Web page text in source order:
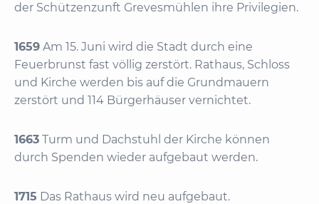
der Schützenzunft Grevesmühlen ihre Privilegien.
1659 Am 15. Juni wird die Stadt durch eine
Feuerbrunst fast völlig zerstört. Rathaus, Schloss
und Kirche werden bis auf die Grundmauern
zerstört und 114 Bürgerhäuser vernichtet.
1663 Turm und Dachstuhl der Kirche können
durch Spenden wieder aufgebaut werden.
1715 Das Rathaus wird neu aufgebaut.